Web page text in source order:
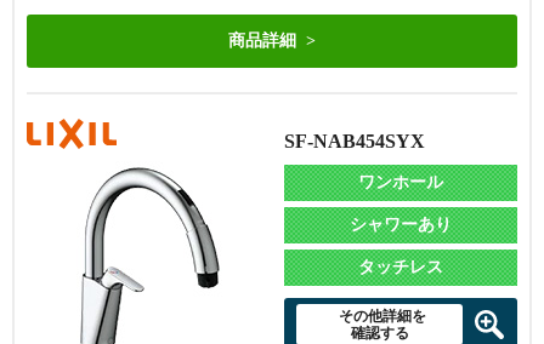
商品詳細
SF-NAB454SYX
ワンホール
シャワーあり
タッチレス
その他詳細を
確認する